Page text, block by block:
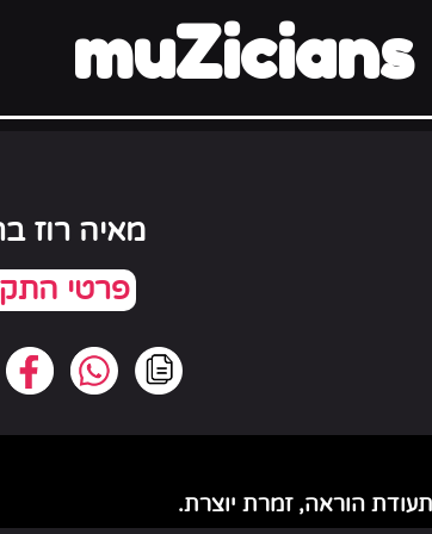
muZicians
מאיה רוז
הוראה, זמרת יוצרת.